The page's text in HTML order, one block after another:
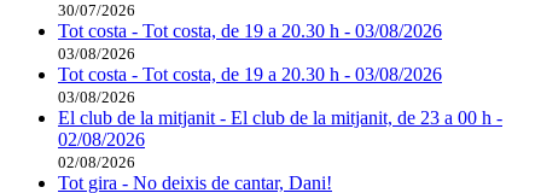
30/07/2026
Tot costa - Tot costa, de 19 a 20.30 h - 03/08/2026
03/08/2026
Tot costa - Tot costa, de 19 a 20.30 h - 03/08/2026
03/08/2026
El club de la mitjanit - El club de la mitjanit, de 23 a 00 h -
02/08/2026
02/08/2026
Tot gira - No deixis de cantar, Dani!